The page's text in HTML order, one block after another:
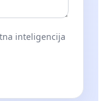
inteligencija